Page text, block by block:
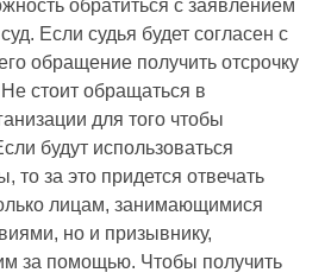
обратиться с заявлением
Если судья будет согласен с
обращение получить отсрочку
стоит обращаться в
для того чтобы
будут использоваться
то за это придется отвечать
лицам, занимающимися
но и призывнику,
за помощью. Чтобы получить